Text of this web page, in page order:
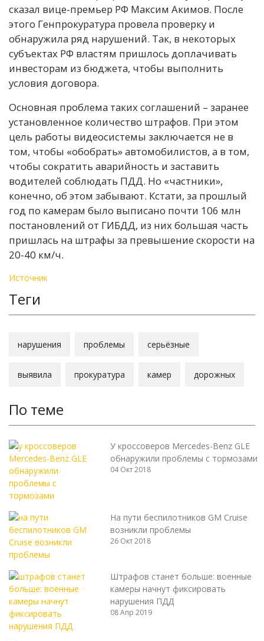
сказал вице-премьер РФ Максим Акимов. После
этого Генпрокуратура провела проверку и
обнаружила ряд нарушений. Так, в некоторых
субъектах РФ властям пришлось доплачивать
инвесторам из бюджета, чтобы выполнить
условия договора.
Основная проблема таких соглашений – заранее
установленное количество штрафов. При этом
цель работы видеосистемы заключается не в
том, чтобы «обобрать» автомобилистов, а в том,
чтобы сократить аварийность и заставить
водителей соблюдать ПДД. Но «частники»,
конечно, об этом забывают. Кстати, за прошлый
год по камерам было выписано почти 106 млн
постановлений от ГИБДД, из них большая часть
пришлась на штрафы за превышение скорости на
20-40 км/ч.
Источник
Теги
нарушения проблемы серьёзные
выявила прокуратура камер дорожных
По теме
У кроссоверов Mercedes-Benz GLE
обнаружили проблемы с тормозами
04 Окт 2018
На пути беспилотников GM Cruise
возникли проблемы
26 Окт 2018
Штрафов станет больше: военные
камеры начнут фиксировать
нарушения ПДД
08 Апр 2019